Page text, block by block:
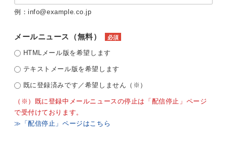
例：info@example.co.jp
メールニュース（無料） 必須
HTMLメール版を希望します
テキストメール版を希望します
既に登録済みです／希望しません（※）
（※）既に登録中メールニュースの停止は「配信停止」ページ
で受付けております。
≫「配信停止」ページはこちら